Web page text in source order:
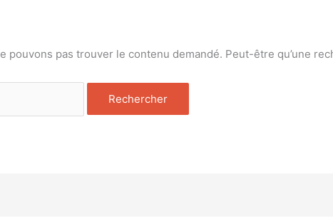
pouvons pas trouver le contenu demandé. Peut-être qu’une